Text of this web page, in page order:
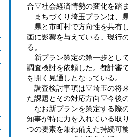
合▽社会経済情勢の変化を踏
まちづくり埼玉プランは、
県と市町村で方向性を共有
画に影響を与えている。現行
る。
新プラン策定の第一歩とし
調査検討を依頼した。都計審
を開く見通しとなっている。
調査検討事項は▽埼玉の将
た課題とその対応方向▽今後
なお新プランを策定する際
知事が特に力を入れている取
つの要素を兼ね備えた持続可